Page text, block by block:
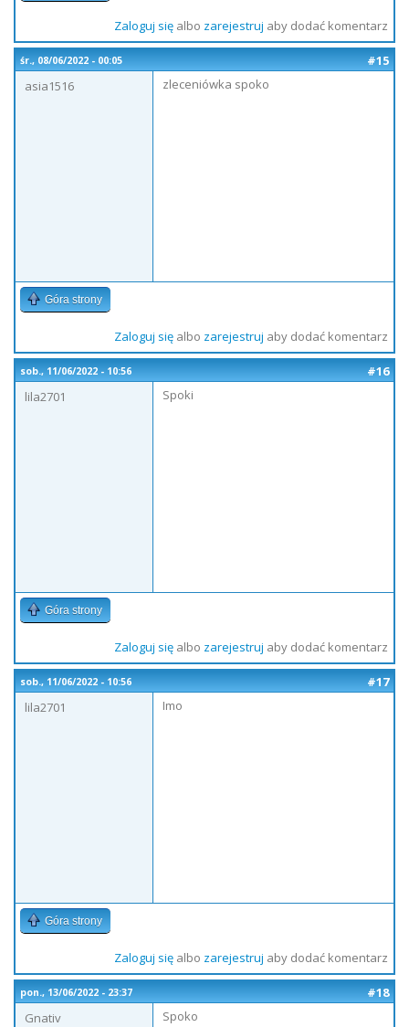
Zaloguj sięalbo zarejestruj aby dodać komentarz
śr., 08/06/2022 - 00:05
#15
asia1516
zleceniówka spoko
Góra strony
Zaloguj sięalbo zarejestruj aby dodać komentarz
sob., 11/06/2022 - 10:56
#16
lila2701
Spoki
Góra strony
Zaloguj sięalbo zarejestruj aby dodać komentarz
sob., 11/06/2022 - 10:56
#17
lila2701
Imo
Góra strony
Zaloguj sięalbo zarejestruj aby dodać komentarz
pon., 13/06/2022 - 23:37
#18
Gnativ
Spoko